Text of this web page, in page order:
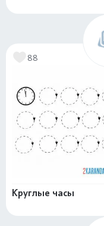
88
Круглые часы